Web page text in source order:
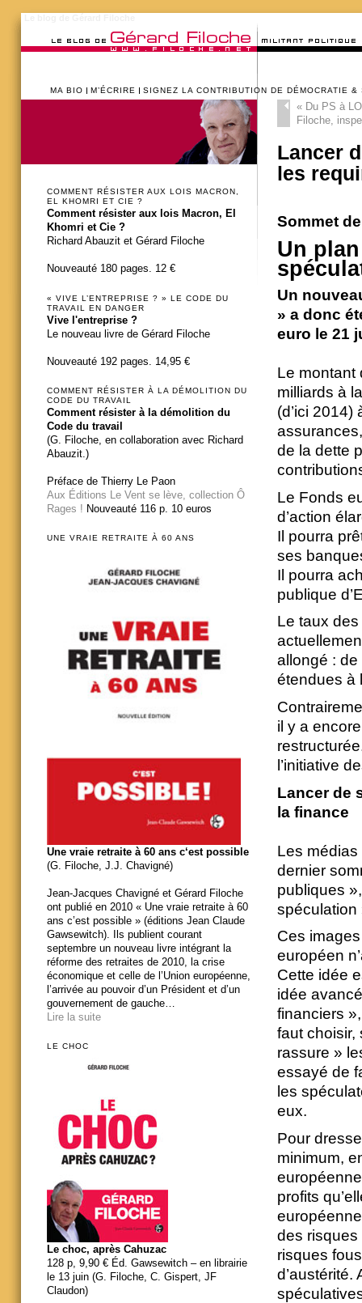
MA BIO M’ÉCRIRE SIGNEZ LA CONTRIBUTION DE DÉMOCRATIE &
«Du PS à
Filoche,
Lancer
les
Sommet
Un
Un
» a donc
euro le 21
Le montant
milliards à
(d’ici
de la dette
Le Fonds
d’action
Il pourra
ses
Il pourra
publique
Le taux
allongé :
étendues à
il y a
l’initiative
Lancer de
la finance
Les médias
dernier
publiques
Ces
européen
Cette idée
idée
financiers
faut choisir,
rassure »
essayé de
les
eux.
Pour
minimum,
profits
des
risques
d’austérité.
COMMENT RÉSISTER AUX LOIS MACRON,
EL KHOMRI ET CIE ?
Comment résister aux lois Macron, El
Khomri et Cie ?
Richard Abauzit et Gérard Filoche
Nouveauté 180 pages. 12 €
« VIVE L’ENTREPRISE ? » LE CODE DU
TRAVAIL EN DANGER
Vive l'entreprise ?
Le nouveau livre de Gérard Filoche
Nouveauté 192 pages. 14,95 €
COMMENT RÉSISTER À LA DÉMOLITION DU
CODE DU TRAVAIL
Comment résister à la démolition du
Code du travail
(G. Filoche, en collaboration avec Richard
Abauzit.)
Préface de Thierry Le Paon
Aux Éditions Le Vent se lève, collection Ô
Rages ! Nouveauté 116 p. 10 euros
UNE VRAIE RETRAITE À 60 ANS
Une vraie retraite à 60 ans c‘est possible
(G. Filoche, J.J. Chavigné)
Jean-Jacques Chavigné et Gérard Filoche
ont publié en 2010 « Une vraie retraite à 60
ans c’est possible » (éditions Jean Claude
Gawsewitch). Ils publient courant
septembre un nouveau livre intégrant la
réforme des retraites de 2010, la crise
économique et celle de l’Union européenne,
l’arrivée au pouvoir d’un Président et d’un
gouvernement de gauche…
Lire la suite
LE CHOC
Le choc, après Cahuzac
128 p, 9,90 € Éd. Gawsewitch – en librairie
le 13 juin (G. Filoche, C. Gispert, JF
Claudon)